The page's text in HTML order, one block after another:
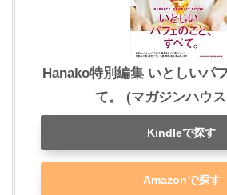
Hanako特別編集 いとしいパ
て。 (マガジンハウ
Kindleで探す
Amazonで探す